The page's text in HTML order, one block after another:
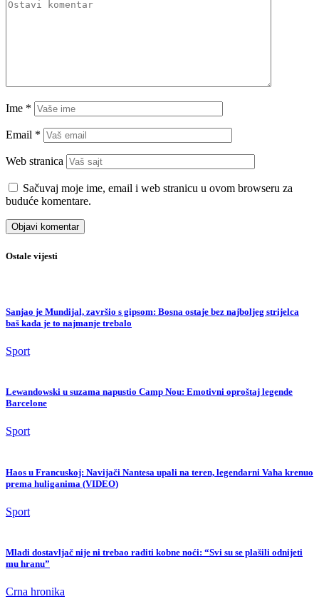
Ime *
Email *
Web stranica
Sačuvaj moje ime, email i web stranicu u ovom browseru za
buduće komentare.
Ostale vijesti
Sanjao je Mundijal, završio s gipsom: Bosna ostaje bez najboljeg strijelca
baš kada je to najmanje trebalo
Sport
Lewandowski u suzama napustio Camp Nou: Emotivni oproštaj legende
Barcelone
Sport
Haos u Francuskoj: Navijači Nantesa upali na teren, legendarni Vaha krenuo
prema huliganima (VIDEO)
Sport
Mladi dostavljač nije ni trebao raditi kobne noći: “Svi su se plašili odnijeti
mu hranu”
Crna hronika